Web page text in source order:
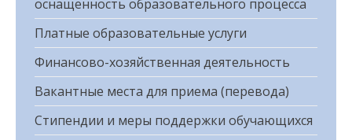
оснащенность образовательного процесса
Платные образовательные услуги
Финансово-хозяйственная деятельность
Вакантные места для приема (перевода)
Стипендии и меры поддержки обучающихся